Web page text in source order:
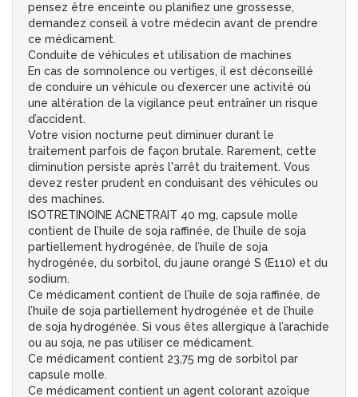
pensez être enceinte ou planifiez une grossesse,
demandez conseil à votre médecin avant de prendre
ce médicament.
Conduite de véhicules et utilisation de machines
En cas de somnolence ou vertiges, il est déconseillé
de conduire un véhicule ou d’exercer une activité où
une altération de la vigilance peut entraîner un risque
d’accident.
Votre vision nocturne peut diminuer durant le
traitement parfois de façon brutale. Rarement, cette
diminution persiste après l'arrêt du traitement. Vous
devez rester prudent en conduisant des véhicules ou
des machines.
ISOTRETINOINE ACNETRAIT 40 mg, capsule molle
contient de l’huile de soja raffinée, de l’huile de soja
partiellement hydrogénée, de l’huile de soja
hydrogénée, du sorbitol, du jaune orangé S (E110) et du
sodium.
Ce médicament contient de l’huile de soja raffinée, de
l’huile de soja partiellement hydrogénée et de l’huile
de soja hydrogénée. Si vous êtes allergique à l’arachide
ou au soja, ne pas utiliser ce médicament.
Ce médicament contient 23,75 mg de sorbitol par
capsule molle.
Ce médicament contient un agent colorant azoïque